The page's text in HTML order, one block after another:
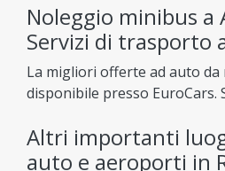
trasferimenti (da)
soluzione ideale se
principali di interesse della
paese o se avete una
importante e desiderate solo
questa parte dell’Europa
Prenotare un autonoleggio a
Noleggio minibus a
Servizi di trasporto
La migliori offerte ad auto da
disponibile presso EuroCars.
città o di altre città,
per trasferimenti verso altre
Altri importanti
auto e aeroporti in